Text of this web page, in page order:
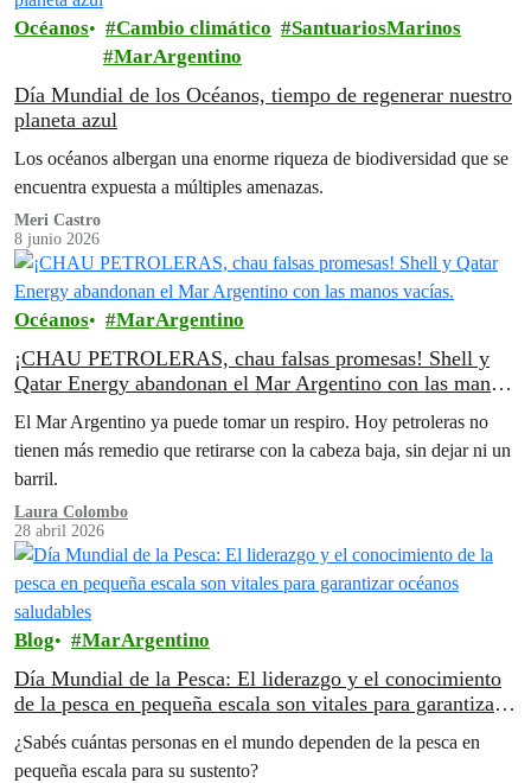
Océanos Cambio climático
SantuariosMarinos
MarArgentino
Día Mundial de los Océanos, tiempo de regenerar nuestro
planeta azul
Los océanos albergan una enorme riqueza de biodiversidad que se
encuentra expuesta a múltiples amenazas.
Meri Castro
8 junio 2026
Océanos MarArgentino
¡CHAU PETROLERAS, chau falsas promesas! Shell y
Qatar Energy abandonan el Mar Argentino con las manos
El Mar Argentino ya puede tomar un respiro. Hoy petroleras no
tienen más remedio que retirarse con la cabeza baja, sin dejar ni un
barril.
Laura Colombo
28 abril 2026
Blog MarArgentino
Día Mundial de la Pesca: El liderazgo y el conocimiento
de la pesca en pequeña escala son vitales para garantizar
océanos saludables
¿Sabés cuántas personas en el mundo dependen de la pesca en
pequeña escala para su sustento?